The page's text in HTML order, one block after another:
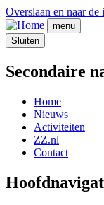
Overslaan en naar de
menu
Sluiten
Secondaire
Home
Nieuws
Activiteiten
ZZ.nl
Contact